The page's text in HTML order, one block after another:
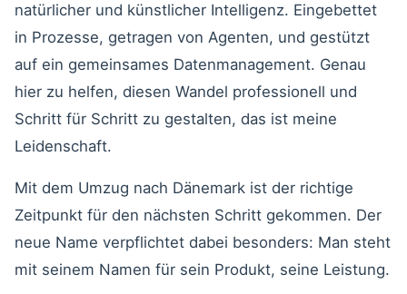
natürlicher und künstlicher Intelligenz. Eingebettet
in Prozesse, getragen von Agenten, und gestützt
auf ein gemeinsames Datenmanagement. Genau
hier zu helfen, diesen Wandel professionell und
Schritt für Schritt zu gestalten, das ist meine
Leidenschaft.
Mit dem Umzug nach Dänemark ist der richtige
Zeitpunkt für den nächsten Schritt gekommen. Der
neue Name verpflichtet dabei besonders: Man steht
mit seinem Namen für sein Produkt, seine Leistung.